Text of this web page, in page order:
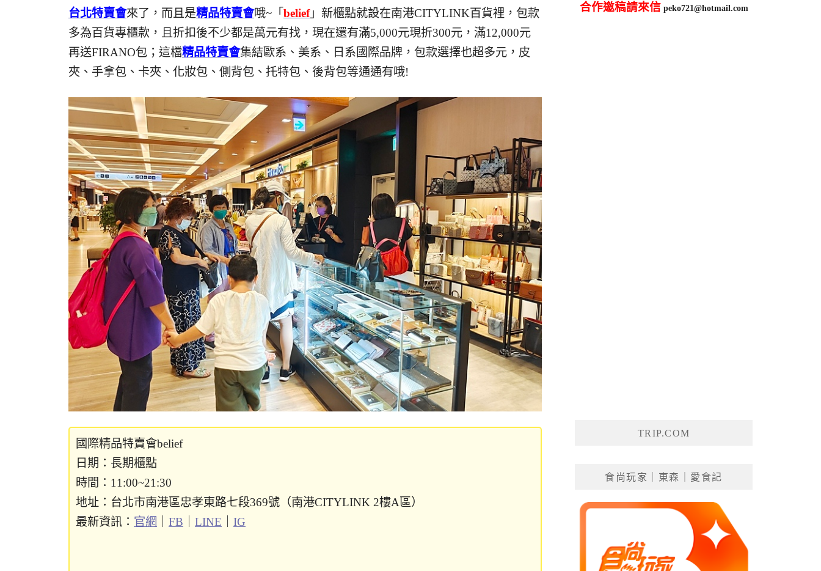
台北特賣會來了，而且是精品特賣會哦~「 belief」新櫃點就設在南港CITYLINK百貨裡，包款
多為百貨專櫃款，且折扣後不少都是萬元有找，現在還有滿5,000元現折300元，滿12,000元
再送FIRANO包；這檔精品特賣會集結歐系、美系、日系國際品牌，包款選擇也超多元，皮
夾、手拿包、卡夾、化妝包、側背包、托特包、後背包等通通有哦!
國際精品特賣會belief
日期：長期櫃點
時間：11:00~21:30
地址：台北市南港區忠孝東路七段369號（南港CITYLINK 2樓A區）
最新資訊： 官網 FB LINE IG
合作邀稿請來信 peko721@hotmail.com
TRIP.COM
食尚玩家｜東森｜愛食記